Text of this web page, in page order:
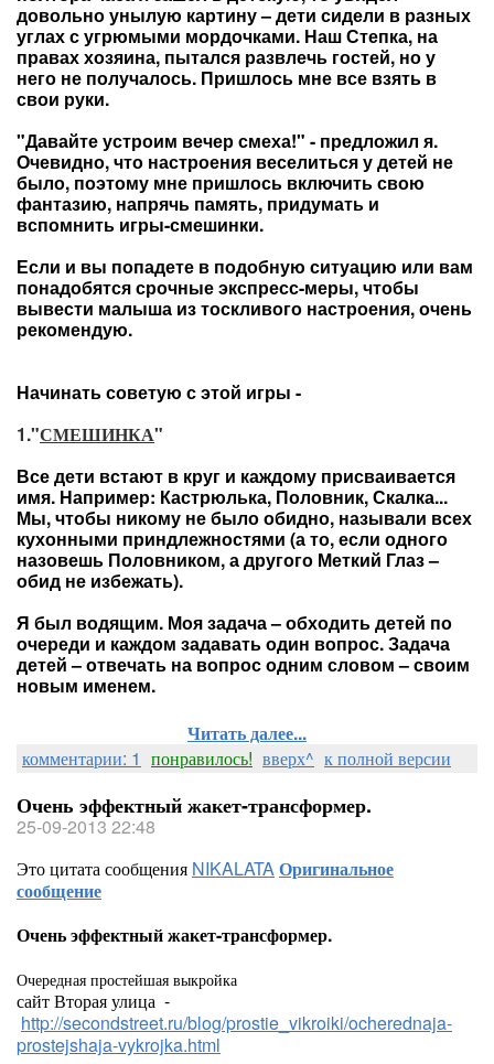
довольно унылую картину – дети сидели в разных
углах с угрюмыми мордочками. Наш Степка, на
правах хозяина, пытался развлечь гостей, но у
него не получалось. Пришлось мне все взять в
свои руки.
"Давайте устроим вечер смеха!" - предложил я.
Очевидно, что настроения веселиться у детей не
было, поэтому мне пришлось включить свою
фантазию, напрячь память, придумать и
вспомнить игры-смешинки.
Если и вы попадете в подобную ситуацию или вам
понадобятся срочные экспресс-меры, чтобы
вывести малыша из тоскливого настроения, очень
рекомендую.
Начинать советую с этой игры -
1."СМЕШИНКА"
Все дети встают в круг и каждому присваивается
имя. Например: Кастрюлька, Половник, Скалка...
Мы, чтобы никому не было обидно, называли всех
кухонными приндлежностями (а то, если одного
назовешь Половником, а другого Меткий Глаз –
обид не избежать).
Я был водящим. Моя задача – обходить детей по
очереди и каждом задавать один вопрос. Задача
детей – отвечать на вопрос одним словом – своим
новым именем.
Читать далее...
комментарии: 1 понравилось! вверх^ к полной версии
Очень эффектный жакет-трансформер.
25-09-2013 22:48
Это цитата сообщения NIKALATAОригинальное
сообщение
Очень эффектный жакет-трансформер.
Очередная простейшая выкройка
сайт Вторая улица -
http://secondstreet.ru/blog/prostie_vikroiki/ocherednaja-
prostejshaja-vykrojka.html